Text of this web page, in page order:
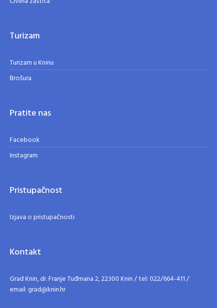
Turizam
Turizam u Kninu
Brošura
Pratite nas
Facebook
Instagram
Pristupačnost
Izjava o pristupačnosti
Kontakt
Grad Knin, dr. Franje Tuđmana 2, 22300 Knin / tel: 022/664-411 /
email: grad@knin.hr